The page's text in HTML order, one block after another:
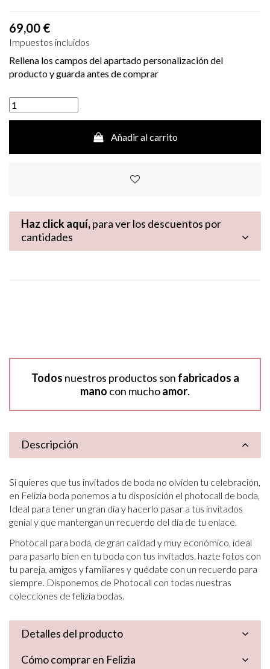
69,00 €
Impuestos incluidos
Rellena los campos del apartado personalización del
producto y guarda antes de comprar
Añadir al carrito
Haz click aquí,para ver los descuentos por
cantidades
Todos nuestros productos son fabricados a
mano con muchoamor.
Descripción
Si quieres que tus invitados de boda no olviden tu celebración,
en Felizia boda ponemos a tu disposición el photocall de boda,
Ideal para tener un gran día y hacerlo pasar a tus invitados
genial y que mantengan un recuerdo del día de tu enlace.
Photocall para boda, de gran calidad y muy económico, ideal
para pasarlo bien en tu boda con tus invitados. hazte fotos con
tu pareja, amigos y familiares y quédate con un recuerdo para
siempre. Disponemos de Photocall con todas nuestras
colecciones de felizia bodas.
Detalles del producto
Cómo comprar en Felizia